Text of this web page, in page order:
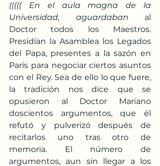
((((( En el aula magna de la
Universidad, aguardaban al
Doctor todos los Maestros.
Presidían la Asamblea los Legados
del Papa, presentes a la sazón en
París para negociar ciertos asuntos
con el Rey. Sea de ello lo que fuere,
la tradición nos dice que se
opusieron al Doctor Mariano
doscientos argumentos, que él
refutó y pulverizó después de
recitarlos uno tras otro de
memoria. El número de
argumentos, aun sin llegar a los